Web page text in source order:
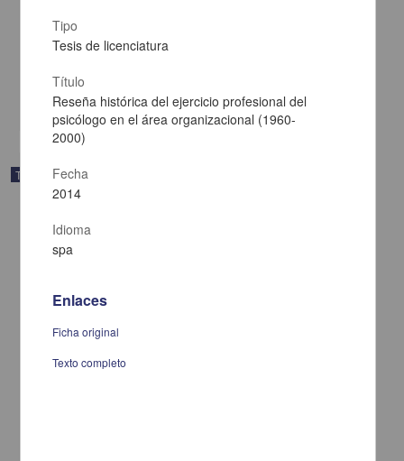
dicen ellas?
Pérez Gómez, Paulina
Medicina y Ciencias de la Salud
Trabajo de grado
Tipo
Tesis de licenciatura
Título
Reseña histórica del ejercicio profesional del
psicólogo en el área organizacional (1960-
2000)
Fecha
2014
Idioma
spa
Enlaces
Ficha original
Texto completo